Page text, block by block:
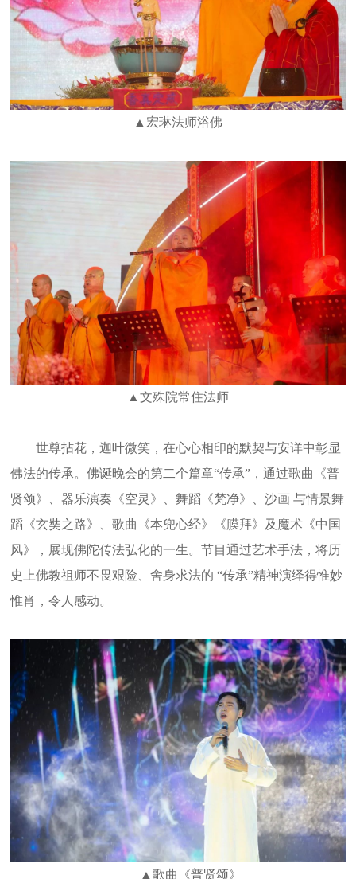
▲宏琳法师浴佛
▲文殊院常住法师
世尊拈花，迦叶微笑，在心心相印的默契与安详中彰显
佛法的传承。佛诞晚会的第二个篇章“传承”，通过歌曲《普
贤颂》、器乐演奏《空灵》、舞蹈《梵净》、沙画 与情景舞
蹈《玄奘之路》、歌曲《本兜心经》《膜拜》及魔术《中国
风》，展现佛陀传法弘化的一生。节目通过艺术手法，将历
史上佛教祖师不畏艰险、舍身求法的 “传承”精神演绎得惟妙
惟肖，令人感动。
▲歌曲《普贤颂》